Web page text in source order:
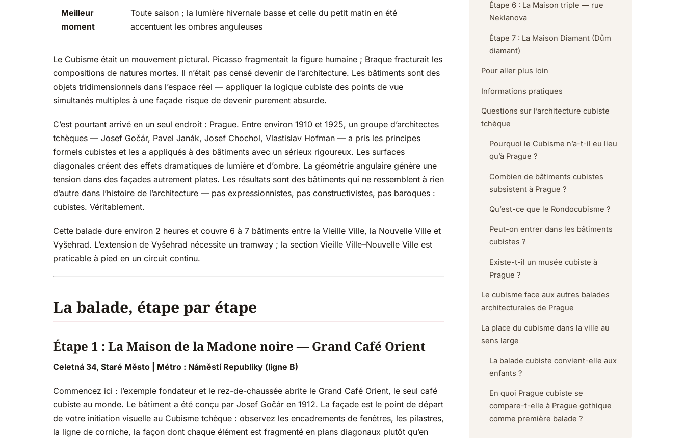
Meilleur
moment
Toute saison ; la lumière hivernale basse et celle du petit matin en été
accentuent les ombres anguleuses
Le Cubisme était un mouvement pictural. Picasso fragmentait la figure humaine ; Braque fracturait les
compositions de natures mortes. Il n’était pas censé devenir de l’architecture. Les bâtiments sont des
objets tridimensionnels dans l’espace réel — appliquer la logique cubiste des points de vue
simultanés multiples à une façade risque de devenir purement absurde.
C’est pourtant arrivé en un seul endroit : Prague. Entre environ 1910 et 1925, un groupe d’architectes
tchèques — Josef Gočár, Pavel Janák, Josef Chochol, Vlastislav Hofman — a pris les principes
formels cubistes et les a appliqués à des bâtiments avec un sérieux rigoureux. Les surfaces
diagonales créent des effets dramatiques de lumière et d’ombre. La géométrie angulaire génère une
tension dans des façades autrement plates. Les résultats sont des bâtiments qui ne ressemblent à rien
d’autre dans l’histoire de l’architecture — pas expressionnistes, pas constructivistes, pas baroques :
cubistes. Véritablement.
Cette balade dure environ 2 heures et couvre 6 à 7 bâtiments entre la Vieille Ville, la Nouvelle Ville et
Vyšehrad. L’extension de Vyšehrad nécessite un tramway ; la section Vieille Ville–Nouvelle Ville est
praticable à pied en un circuit continu.
La balade, étape par étape
Étape 1 : La Maison de la Madone noire — Grand Café Orient
Celetná 34, Staré Město | Métro : Náměstí Republiky (ligne B)
Commencez ici : l’exemple fondateur et le rez-de-chaussée abrite le Grand Café Orient, le seul café
cubiste au monde. Le bâtiment a été conçu par Josef Gočár en 1912. La façade est le point de départ
de votre initiation visuelle au Cubisme tchèque : observez les encadrements de fenêtres, les pilastres,
la ligne de corniche, la façon dont chaque élément est fragmenté en plans diagonaux plutôt qu’en
Étape 6 : La Maison triple — rue
Neklanova
Étape 7 : La Maison Diamant (Dům
diamant)
Pour aller plus loin
Informations pratiques
Questions sur l’architecture cubiste
tchèque
Pourquoi le Cubisme n’a-t-il eu lieu
qu’à Prague ?
Combien de bâtiments cubistes
subsistent à Prague ?
Qu’est-ce que le Rondocubisme ?
Peut-on entrer dans les bâtiments
cubistes ?
Existe-t-il un musée cubiste à
Prague ?
Le cubisme face aux autres balades
architecturales de Prague
La place du cubisme dans la ville au
sens large
La balade cubiste convient-elle aux
enfants ?
En quoi Prague cubiste se
compare-t-elle à Prague gothique
comme première balade ?